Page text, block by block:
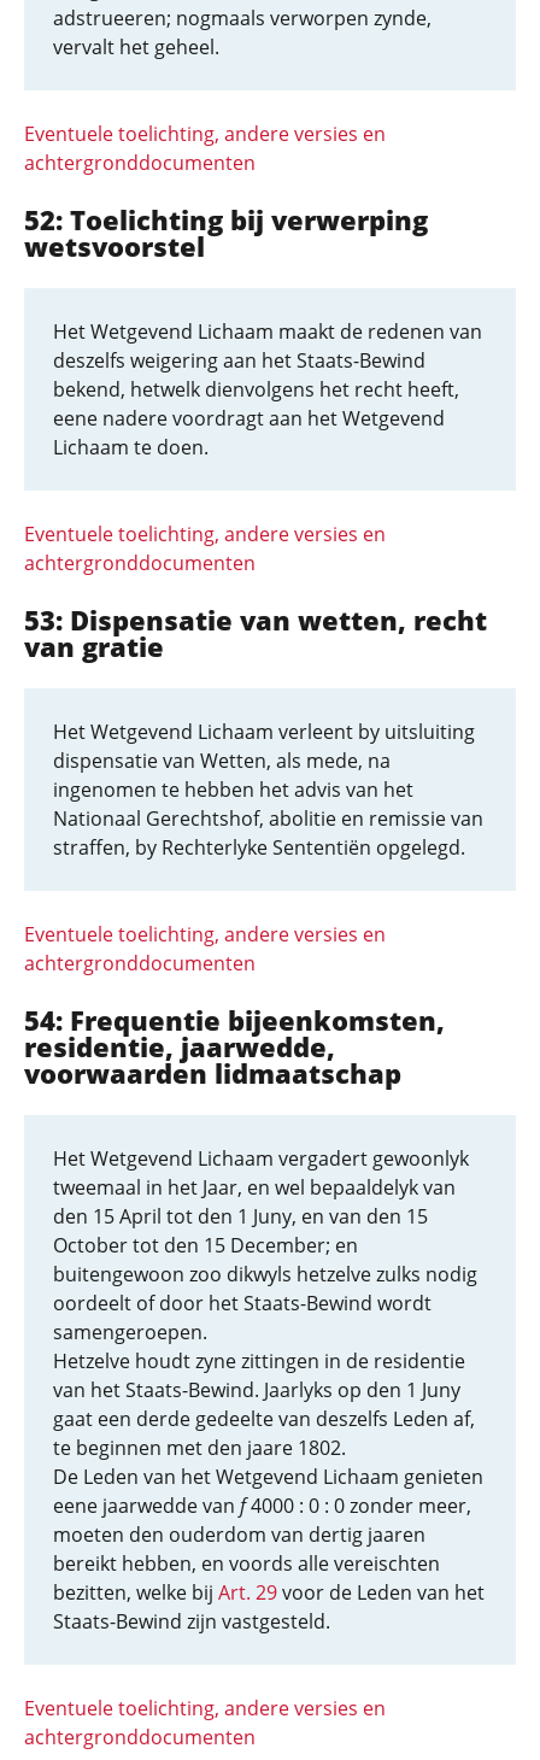
adstrueeren; nogmaals verworpen zynde,
vervalt het geheel.
Eventuele toelichting, andere versies en
achtergronddocumenten
52: Toelichting bij verwerping
wetsvoorstel
Het Wetgevend Lichaam maakt de redenen van
deszelfs weigering aan het Staats-Bewind
bekend, hetwelk dienvolgens het recht heeft,
eene nadere voordragt aan het Wetgevend
Lichaam te doen.
Eventuele toelichting, andere versies en
achtergronddocumenten
53: Dispensatie van wetten, recht
van gratie
Het Wetgevend Lichaam verleent by uitsluiting
dispensatie van Wetten, als mede, na
ingenomen te hebben het advis van het
Nationaal Gerechtshof, abolitie en remissie van
straffen, by Rechterlyke Sententiën opgelegd.
Eventuele toelichting, andere versies en
achtergronddocumenten
54: Frequentie bijeenkomsten,
residentie, jaarwedde,
voorwaarden lidmaatschap
Het Wetgevend Lichaam vergadert gewoonlyk
tweemaal in het Jaar, en wel bepaaldelyk van
den 15 April tot den 1 Juny, en van den 15
October tot den 15 December; en
buitengewoon zoo dikwyls hetzelve zulks nodig
oordeelt of door het Staats-Bewind wordt
samengeroepen.
Hetzelve houdt zyne zittingen in de residentie
van het Staats-Bewind. Jaarlyks op den 1 Juny
gaat een derde gedeelte van deszelfs Leden af,
te beginnen met den jaare 1802.
De Leden van het Wetgevend Lichaam genieten
eene jaarwedde van f4000 : 0 : 0 zonder meer,
moeten den ouderdom van dertig jaaren
bereikt hebben, en voords alle vereischten
bezitten, welke bij Art. 29voor de Leden van het
Staats-Bewind zijn vastgesteld.
Eventuele toelichting, andere versies en
achtergronddocumenten